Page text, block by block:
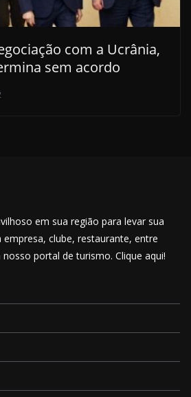
com a Ucrânia,
sem acordo
em sua região para levar sua
clube, restaurante, entre
portal de turismo. Clique aqui!